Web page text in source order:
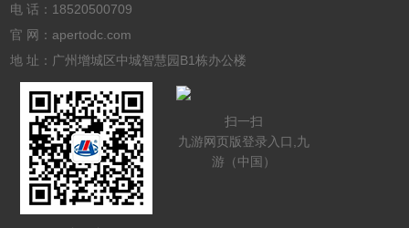
电 话： 18520500709
官 网：apertodc.com
地 址：广州增城区中城智慧园B1栋办公楼
扫一扫
九游网页版登录入口,九
游（中国）